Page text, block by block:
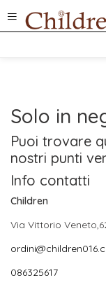
Solo in
Puoi trovare
nostri punti
Info contatti
Children
Via Vittorio
086325617